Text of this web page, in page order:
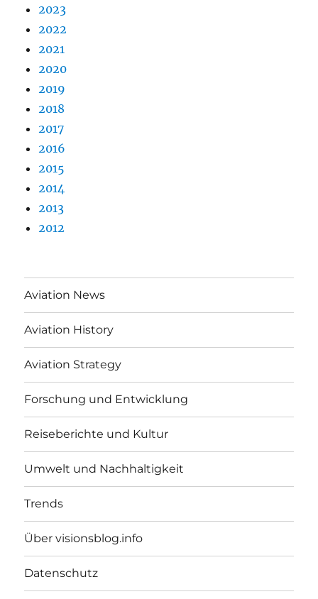
2023
2022
2021
2020
2019
2018
2017
2016
2015
2014
2013
2012
Aviation News
Aviation History
Aviation Strategy
Forschung und Entwicklung
Reiseberichte und Kultur
Umwelt und Nachhaltigkeit
Trends
Über visionsblog.info
Datenschutz